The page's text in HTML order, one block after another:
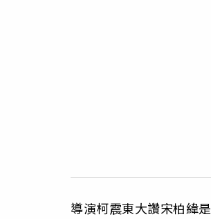
導演柯震東大讚宋柏緯